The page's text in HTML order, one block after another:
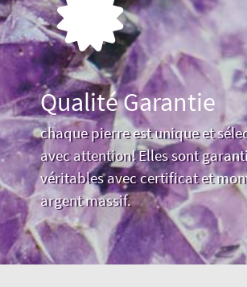
Qualité Garantie
chaque pierre est unique et
avec attention! Elles sont
véritables avec certificat et
argent massif.